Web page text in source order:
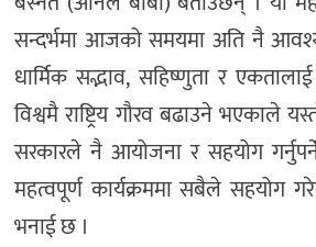
सन्दर्भमा आजको समयमा अति नै
धार्मिक सद्भाव, सहिष्णुता र
विश्वमै राष्ट्रिय गौरव बढाउने भएकाले
सरकारले नै आयोजना र सहयोग
महत्वपूर्ण कार्यक्रममा सबैले सहयोग
भनाई छ ।